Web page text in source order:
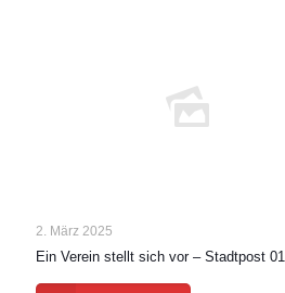
2. März 2025
Ein Verein stellt sich vor – Stadtpost